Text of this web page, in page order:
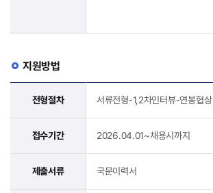
지원방법
전형절차 서류전형-1,2차인터뷰-연봉협상
접수기간 2026.04.01~채용시까지
제출서류 국문이력서